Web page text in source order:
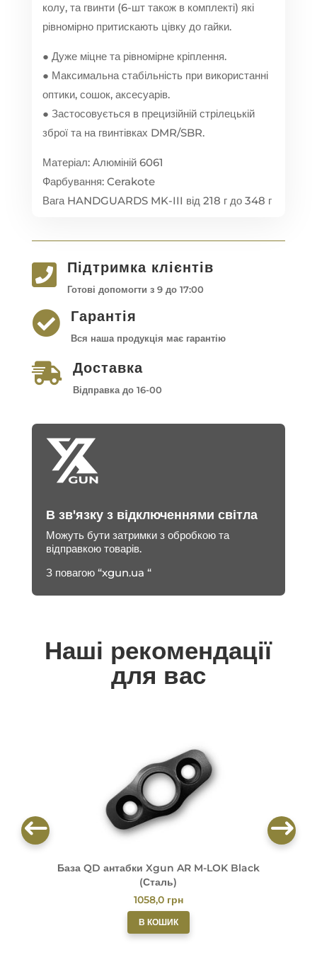
колу, та гвинти (6-шт також в комплекті) які
рівномірно притискають цівку до гайки.
● Дуже міцне та рівномірне кріплення.
● Максимальна стабільність при використанні
оптики, сошок, аксесуарів.
● Застосовується в прецизійній стрілецькій
зброї та на гвинтівках DMR/SBR.
Матеріал: Алюміній 6061
Фарбування: Cerakote
Вага HANDGUARDS MK-III від 218 г до 348 г
 Підтримка клієнтів
Готові допомогти з 9 до 17:00
 Гарантія
Вся наша продукція має гарантію
 Доставка
Відправка до 16-00
В зв'язку з відключеннями світла
Можуть бути затримки з обробкою та
відправкою товарів.
З повагою “xgun.ua “
Наші рекомендації
для вас
База QD антабки Xgun AR M-LOK Black
(Сталь)
1058,0 грн
В КОШИК